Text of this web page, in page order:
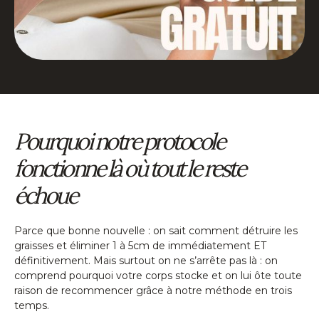
Pourquoi notre protocole
fonctionne là où tout le reste
échoue
Parce que bonne nouvelle : on sait comment détruire les
graisses et éliminer 1 à 5cm de immédiatement ET
définitivement. Mais surtout on ne s’arrête pas là : on
comprend pourquoi votre corps stocke et on lui ôte toute
raison de recommencer grâce à notre méthode en trois
temps.